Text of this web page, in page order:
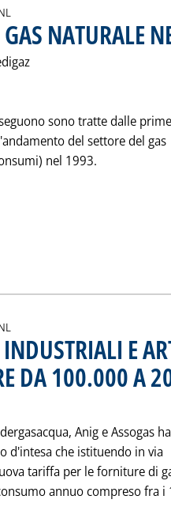
NATURALE
sono tratte dalle prime
del settore del gas
nel 1993.
INDUSTRIALI E
DA 100.000 A
Anig e Assogas
d'intesa che istituendo in via
tariffa per le forniture di
annuo compreso fra i